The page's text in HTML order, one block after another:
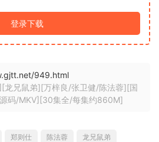
登录下载
949.html
兄鼠弟][万梓良/张卫健/陈法蓉][国
码/MKV][30集全/每集约860M]
郑则仕 陈法蓉 龙兄鼠弟